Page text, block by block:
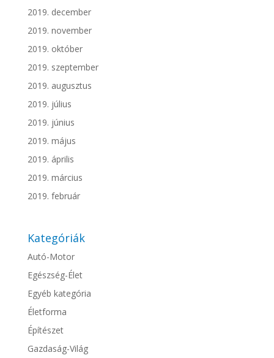
2019. december
2019. november
2019. október
2019. szeptember
2019. augusztus
2019. július
2019. június
2019. május
2019. április
2019. március
2019. február
Kategóriák
Autó-Motor
Egészség-Élet
Egyéb kategória
Életforma
Építészet
Gazdaság-Világ